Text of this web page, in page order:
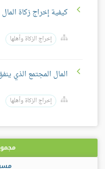
كيفية إخراج زكاة
إخراج الزكاة وأهلها
المال المجتمع الذي
إخراج الزكاة وأهلها